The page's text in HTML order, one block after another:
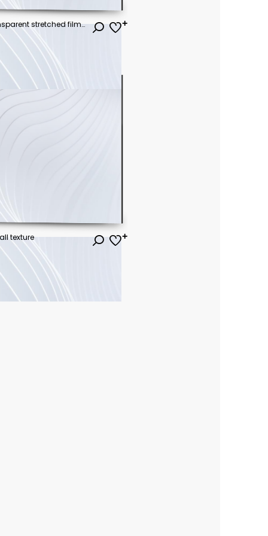
vector illustration. texture transparent stretched film polyethylene. vector design element graphic rumpled plastic warp
texture